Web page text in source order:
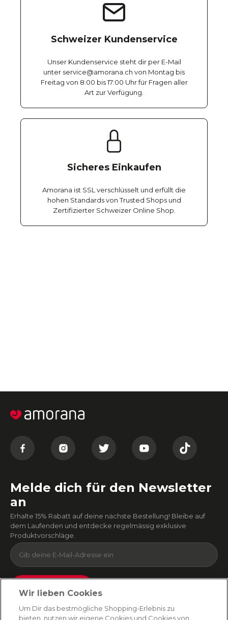
Schweizer Kundenservice
Unser Kundenservice steht dir per E-Mail
unter service@amorana.ch von Montag bis
Freitag von 8:00 bis 17:00 Uhr für Fragen aller
Art zur Verfügung.
Sicheres Einkaufen
Amorana ist SSL verschlüsselt und erfüllt die
hohen Standards von Trusted Shops und
Zertifizierter Schweizer Online Shop.
Melde dich für den Newsletter
an
Erhalte 15% Rabatt auf deine nächste Bestellung! Bleibe auf
dem Laufenden und entdecke regelmässig exklusive
Produktvorschläge.
Absenden
Du kannst dich jederzeit von unserem Newsletter abmelden. Indem du fortfährst, stimmst
du unseren E-Mail-Bedingungenund Datenschutzbestimmungen zu
Wir lieben Cookies
Um Dir das bestmögliche Shopping-Erlebnis zu
bieten, nutzen wir eigene Cookies und Cookies von